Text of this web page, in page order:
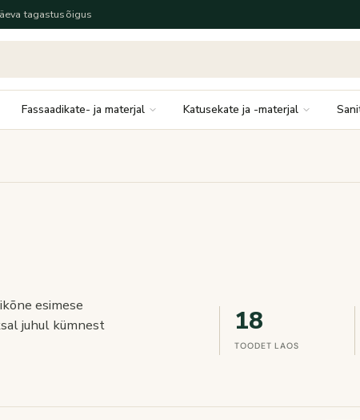
tagastusõigus
Fassaadikate- ja materjal Katusekate ja -materjal
esimese
juhul kümnest
18
TOODET LAOS